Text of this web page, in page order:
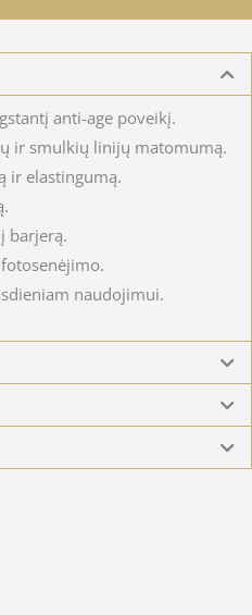
anti-age poveikį.
ir smulkių linijų matomumą.
ir elastingumą.
barjerą.
naudojimui.